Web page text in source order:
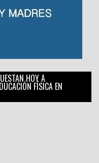
HOY A
FÍSICA EN